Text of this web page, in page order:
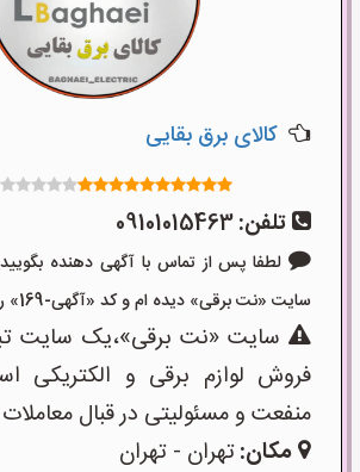
کالای برق بقایی
تلفن:09101015463
لطفا پس از تماس با آگهی دهنده
سایت «نت برقی» دیده ام و کد «آگهی-169» را اعلام کنید»
سایت «نت برقی»،یک سایت
فروش لوازم برقی و الکتریکی
منفعت و مسئولیتی در قبال
مکان:تهران - تهران